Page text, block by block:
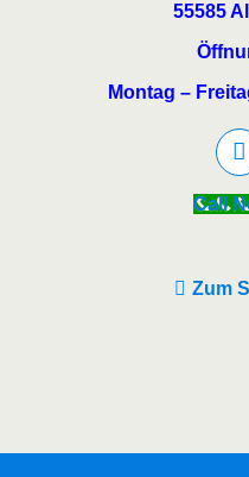
55585
Montag –
Call
Zum